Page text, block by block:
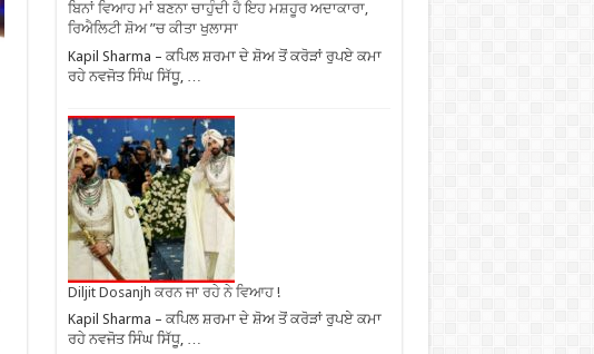
ਬਿਨਾਂ ਵਿਆਹ ਮਾਂ ਬਣਨਾ ਚਾਹੁੰਦੀ ਹੈ ਇਹ ਮਸ਼ਹੂਰ ਅਦਾਕਾਰਾ,
ਰਿਐਲਿਟੀ ਸ਼ੋਅ ”ਚ ਕੀਤਾ ਖੁਲਾਸਾ
Kapil Sharma – ਕਪਿਲ ਸ਼ਰਮਾ ਦੇ ਸ਼ੋਅ ਤੋਂ ਕਰੋੜਾਂ ਰੁਪਏ ਕਮਾ
ਰਹੇ ਨਵਜੋਤ ਸਿੰਘ ਸਿੱਧੂ, …
Diljit Dosanjh ਕਰਨ ਜਾ ਰਹੇ ਨੇ ਵਿਆਹ !
Kapil Sharma – ਕਪਿਲ ਸ਼ਰਮਾ ਦੇ ਸ਼ੋਅ ਤੋਂ ਕਰੋੜਾਂ ਰੁਪਏ ਕਮਾ
ਰਹੇ ਨਵਜੋਤ ਸਿੰਘ ਸਿੱਧੂ, …